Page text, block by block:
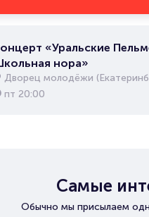
«Уральские
нора»
Дворец молодёжи
пт 20:00
Самые
Обычно мы присылаем